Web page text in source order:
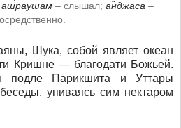
аш́раушам – слышал; ан̃джаса̄ –
Шука, собой являет океан
Кришне ― благодати Божьей.
подле Парикшита и Уттары
упиваясь сим нектаром